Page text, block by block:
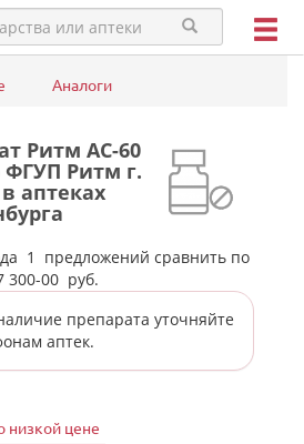
Аналоги
Ритм АС-60
ФГУП Ритм г.
аптеках
1
предложений сравнить по
300-00 руб.
препарата уточняйте
аптек.
низкой цене